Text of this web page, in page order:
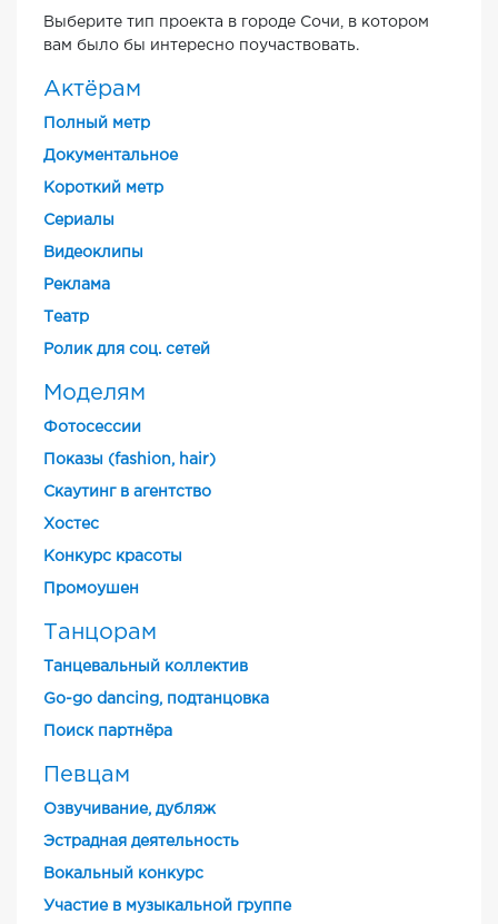
Выберите тип проекта в городе Сочи, в котором
вам было бы интересно поучаствовать.
Актёрам
Полный метр
Документальное
Короткий метр
Cериалы
Видеоклипы
Реклама
Театр
Ролик для соц. сетей
Моделям
Фотосессии
Показы (fashion, hair)
Скаутинг в агентство
Хостес
Конкурс красоты
Промоушен
Танцорам
Танцевальный коллектив
Go-go dancing, подтанцовка
Поиск партнёра
Певцам
Озвучивание, дубляж
Эстрадная деятельность
Вокальный конкурс
Участие в музыкальной группе